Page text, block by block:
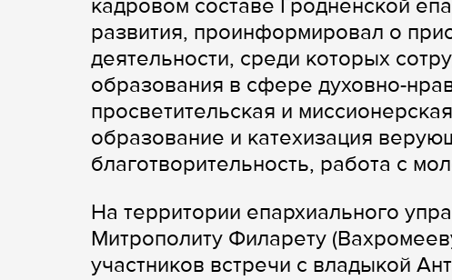
кадровом составе Гродненской
развития, проинформировал о
деятельности, среди которых
образования в сфере духовно-
просветительская и
образование и катехизация
благотворительность, работа с
На территории епархиального
Митрополиту Филарету
участников встречи с владыкой